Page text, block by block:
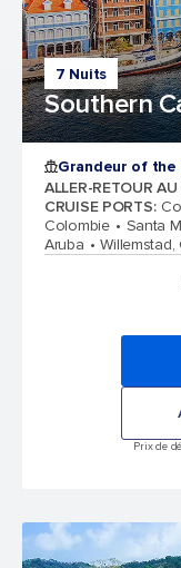
7 Nuits
Southern
Grandeur of the
ALLER-RETOUR
CRUISE PORTS:
Colombie
Santa
Aruba
Willemstad,
Prix de